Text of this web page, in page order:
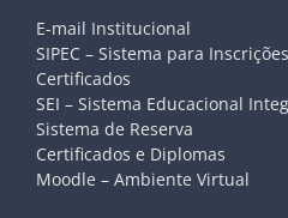
E-mail Institucional
SIPEC – Sistema para
Certificados
SEI – Sistema Educacional
Sistema de Reserva
Certificados e Diplomas
Moodle – Ambiente Virtual